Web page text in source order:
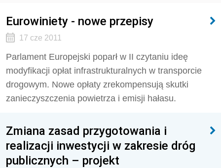
Eurowiniety - nowe przepisy
17 cze 2011
Parlament Europejski poparł w II czytaniu ideę
modyfikacji opłat infrastrukturalnych w transporcie
drogowym. Nowe opłaty zrekompensują skutki
zanieczyszczenia powietrza i emisji hałasu.
Zmiana zasad przygotowania i
realizacji inwestycji w zakresie dróg
publicznych – projekt